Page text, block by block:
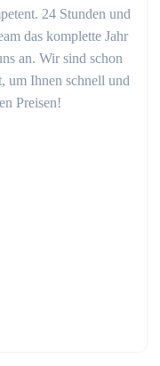
24 Stunden und
das komplette Jahr
an. Wir sind schon
um Ihnen schnell und
Preisen!